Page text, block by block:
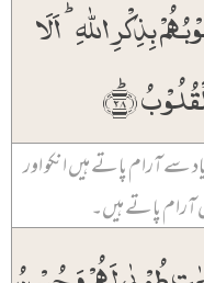
بِذِکۡرِ اللّٰہِ ؕ اَلَا
﴿ؕ۲۸﴾
سے آرام پاتے ہیں انکو اور
آرام پاتے ہیں۔